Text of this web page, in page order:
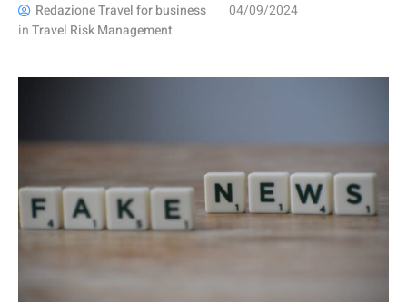
Redazione Travel for business
04/09/2024
inTravel Risk Management